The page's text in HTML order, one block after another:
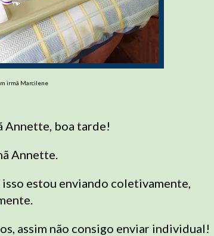
irmã Marcilene
Annette, boa tarde!
Annette.
estou enviando coletivamente,
assim não consigo enviar individual!